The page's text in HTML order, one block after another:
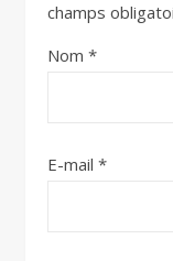
champs
Nom *
E-mail *